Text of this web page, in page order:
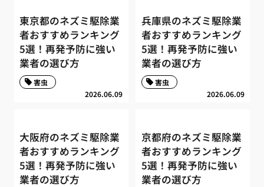
東京都のネズミ駆除業
者おすすめランキング
5選！再発予防に強い
業者の選び方
2026.06.09
害虫
兵庫県のネズミ駆除業
者おすすめランキング
5選！再発予防に強い
業者の選び方
2026.06.09
害虫
大阪府のネズミ駆除業
者おすすめランキング
5選！再発予防に強い
業者の選び方
京都府のネズミ駆除業
者おすすめランキング
5選！再発予防に強い
業者の選び方